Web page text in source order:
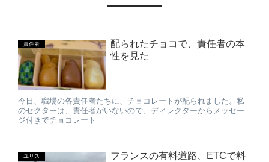
責任者
配られたチョコで、責任者の本
性を見た
今日、職場の各責任者たちに、チョコレートが配られました。私
のセクターは、責任者がいないので、ディレクターからメッセー
ジ付きでチョコレート
ユリス
フランスの有料道路、ETCで料